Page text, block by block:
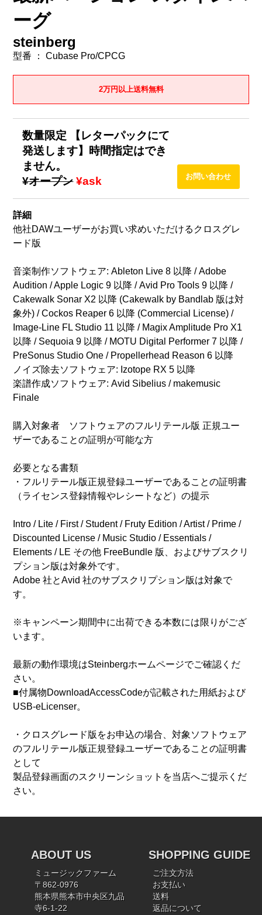
ーグ
steinberg
型番 ： Cubase Pro/CPCG
2万円以上送料無料
数量限定 【レターパックにて
発送します】時間指定はでき
ません。
¥オープン ¥ask
詳細
他社DAWユーザーがお買い求めいただけるクロスグレ
ード版
音楽制作ソフトウェア: Ableton Live 8 以降 / Adobe
Audition / Apple Logic 9 以降 / Avid Pro Tools 9 以降 /
Cakewalk Sonar X2 以降 (Cakewalk by Bandlab 版は対
象外) / Cockos Reaper 6 以降 (Commercial License) /
Image-Line FL Studio 11 以降 / Magix Amplitude Pro X1
以降 / Sequoia 9 以降 / MOTU Digital Performer 7 以降 /
PreSonus Studio One / Propellerhead Reason 6 以降
ノイズ除去ソフトウェア: Izotope RX 5 以降
楽譜作成ソフトウェア: Avid Sibelius / makemusic
Finale
購入対象者 ソフトウェアのフルリテール版 正規ユー
ザーであることの証明が可能な方
必要となる書類
・フルリテール版正規登録ユーザーであることの証明書
（ライセンス登録情報やレシートなど）の提示
Intro / Lite / First / Student / Fruty Edition / Artist / Prime /
Discounted License / Music Studio / Essentials /
Elements / LE その他 FreeBundle 版、およびサブスクリ
プション版は対象外です。
Adobe 社とAvid 社のサブスクリプション版は対象で
す。
※キャンペーン期間中に出荷できる本数には限りがござ
います。
最新の動作環境はSteinbergホームページでご確認くだ
さい。
■付属物DownloadAccessCodeが記載された用紙および
USB-eLicenser。
・クロスグレード版をお申込の場合、対象ソフトウェア
のフルリテール版正規登録ユーザーであることの証明書
として
製品登録画面のスクリーンショットを当店へご提示くだ
さい。
ABOUT US
ミュージックファーム
〒862-0976
熊本県熊本市中央区九品
寺6-1-22
SHOPPING GUIDE
ご注文方法
お支払い
送料
返品について